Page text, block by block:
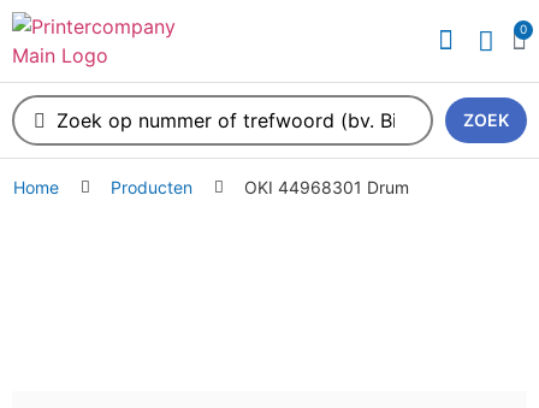
0
ZOEK
Home Producten OKI 44968301 Drum